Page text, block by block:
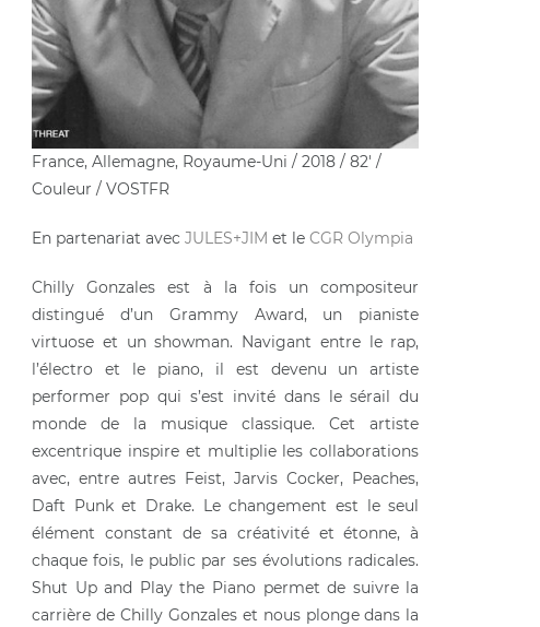
France, Allemagne, Royaume-Uni / 2018 / 82′ /
Couleur / VOSTFR
En partenariat avecJULES+JIM et leCGR Olympia
Chilly Gonzales est à la fois un compositeur
distingué d’un Grammy Award, un pianiste
virtuose et un showman. Navigant entre le rap,
l’électro et le piano, il est devenu un artiste
performer pop qui s’est invité dans le sérail du
monde de la musique classique. Cet artiste
excentrique inspire et multiplie les collaborations
avec, entre autres Feist, Jarvis Cocker, Peaches,
Daft Punk et Drake. Le changement est le seul
élément constant de sa créativité et étonne, à
chaque fois, le public par ses évolutions radicales.
Shut Up and Play the Piano permet de suivre la
carrière de Chilly Gonzales et nous plonge dans la